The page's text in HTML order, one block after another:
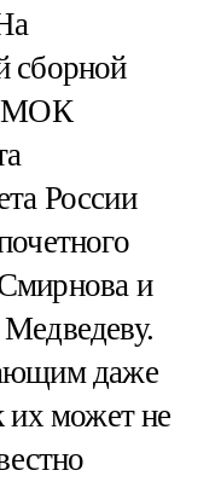
сборной
МОК
России
и
даже
их может не